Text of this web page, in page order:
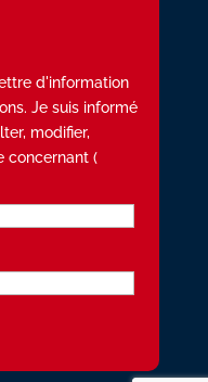
d'information
Je suis informé
modifier,
concernant (